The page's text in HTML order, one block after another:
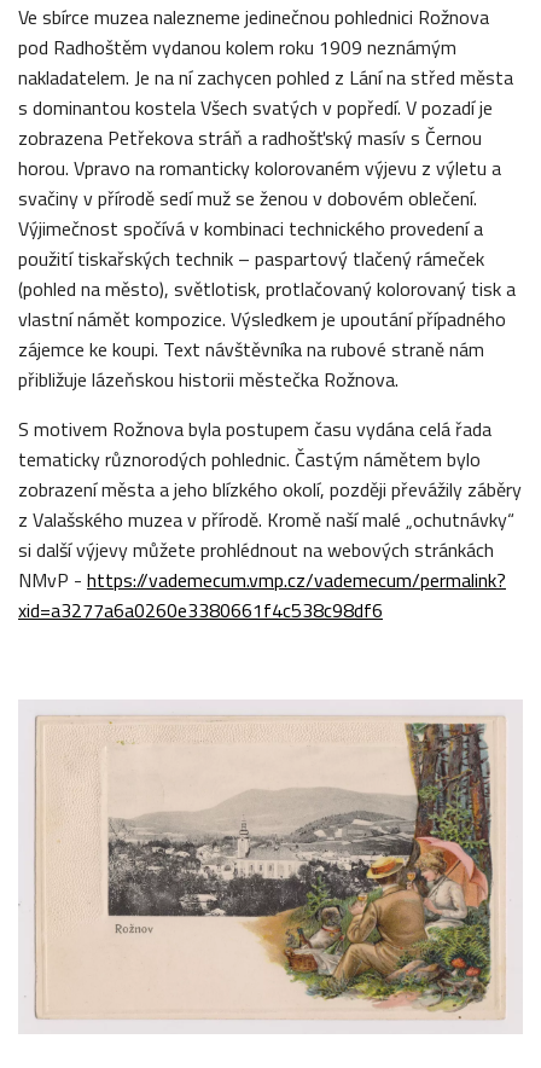
Ve sbírce muzea nalezneme jedinečnou pohlednici Rožnova
pod Radhoštěm vydanou kolem roku 1909 neznámým
nakladatelem. Je na ní zachycen pohled z Lání na střed města
s dominantou kostela Všech svatých v popředí. V pozadí je
zobrazena Petřekova stráň a radhošťský masív s Černou
horou. Vpravo na romanticky kolorovaném výjevu z výletu a
svačiny v přírodě sedí muž se ženou v dobovém oblečení.
Výjimečnost spočívá v kombinaci technického provedení a
použití tiskařských technik – paspartový tlačený rámeček
(pohled na město), světlotisk, protlačovaný kolorovaný tisk a
vlastní námět kompozice. Výsledkem je upoutání případného
zájemce ke koupi. Text návštěvníka na rubové straně nám
přibližuje lázeňskou historii městečka Rožnova.
S motivem Rožnova byla postupem času vydána celá řada
tematicky různorodých pohlednic. Častým námětem bylo
zobrazení města a jeho blízkého okolí, později převážily záběry
z Valašského muzea v přírodě. Kromě naší malé „ochutnávky“
si další výjevy můžete prohlédnout na webových stránkách
NMvP - https://vademecum.vmp.cz/vademecum/permalink?
xid=a3277a6a0260e3380661f4c538c98df6